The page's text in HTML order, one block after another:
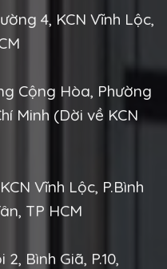
4, KCN Vĩnh Lộc,
Cộng Hòa, Phường
Minh (Dời về KCN
Vĩnh Lộc, P.Bình
TP HCM
Bình Giã, P.10,